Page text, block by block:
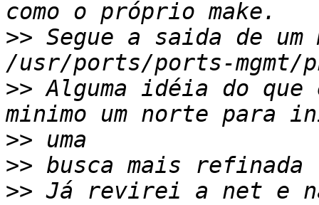
>> Segue a saida de
>> Alguma idéia do que
>>
>>
>> Já revirei a net e